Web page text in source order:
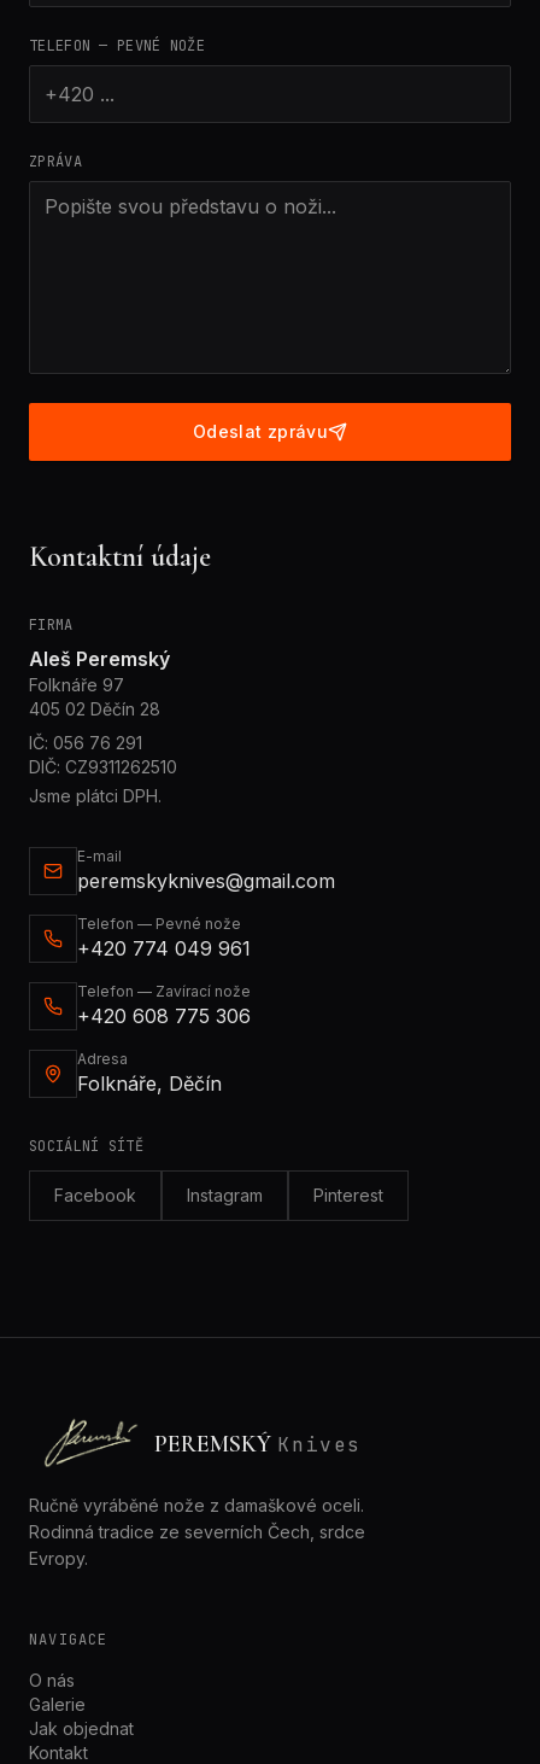
TELEFON — PEVNÉ NOŽE
ZPRÁVA
Odeslat zprávu
Kontaktní údaje
FIRMA
Aleš Peremský
Folknáře 97
405 02 Děčín 28
IČ: 056 76 291
DIČ: CZ9311262510
Jsme plátci DPH.
E-mail
peremskyknives@gmail.com
Telefon — Pevné nože
+420 774 049 961
Telefon — Zavírací nože
+420 608 775 306
Adresa
Folknáře, Děčín
SOCIÁLNÍ SÍTĚ
Facebook Instagram Pinterest
PEREMSKÝ Knives
Ručně vyráběné nože z damaškové oceli.
Rodinná tradice ze severních Čech, srdce
Evropy.
NAVIGACE
O nás
Galerie
Jak objednat
Kontakt